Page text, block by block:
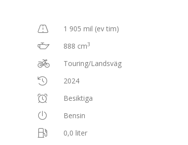
1 905 mil (ev tim)
888 cm3
Touring/Landsväg
2024
Besiktiga
Bensin
0,0 liter